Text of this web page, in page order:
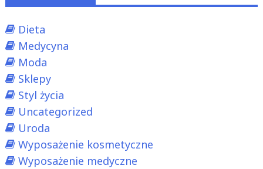
Dieta
Medycyna
Moda
Sklepy
Styl życia
Uncategorized
Uroda
Wyposażenie kosmetyczne
Wyposażenie medyczne